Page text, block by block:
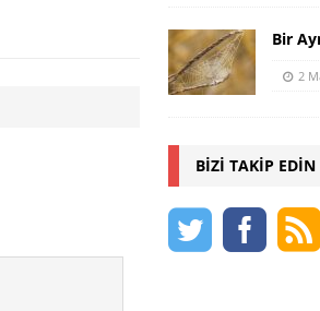
Bir
2
BIZI TAKIP EDIN